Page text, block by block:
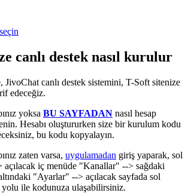
canlı destek nasıl kurulur
JivoChat canlı destek sistemini, T-Soft sitenize
edeceğiz.
yoksa BU SAYFADAN nasıl hesap
Hesabı oluştururken size bir kurulum kodu
bu kodu kopyalayın.
zaten varsa, uygulamadan giriş yaparak, sol
iç menüde "Kanallar" --> sağdaki
"Ayarlar" --> açılacak sayfada sol
ile kodunuza ulaşabilirsiniz.